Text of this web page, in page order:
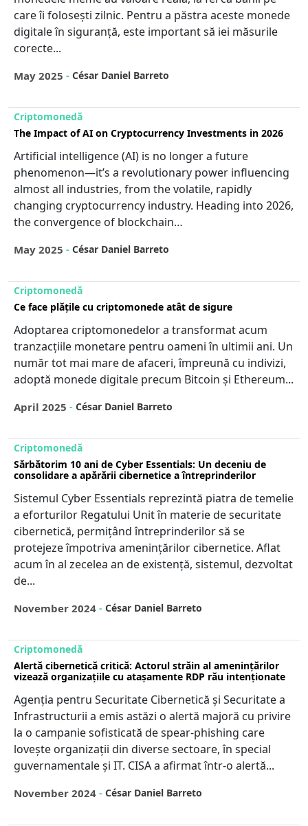
care îi folosești zilnic. Pentru a păstra aceste monede
digitale în siguranță, este important să iei măsurile
corecte...
May 2025 - César Daniel Barreto
Criptomonedă
The Impact of AI on Cryptocurrency Investments in 2026
Artificial intelligence (AI) is no longer a future
phenomenon—it’s a revolutionary power influencing
almost all industries, from the volatile, rapidly
changing cryptocurrency industry. Heading into 2026,
the convergence of blockchain…
May 2025 - César Daniel Barreto
Criptomonedă
Ce face plățile cu criptomonede atât de sigure
Adoptarea criptomonedelor a transformat acum
tranzacțiile monetare pentru oameni în ultimii ani. Un
număr tot mai mare de afaceri, împreună cu indivizi,
adoptă monede digitale precum Bitcoin și Ethereum...
April 2025 - César Daniel Barreto
Criptomonedă
Sărbătorim 10 ani de Cyber Essentials: Un deceniu de
consolidare a apărării cibernetice a întreprinderilor
Sistemul Cyber Essentials reprezintă piatra de temelie
a eforturilor Regatului Unit în materie de securitate
cibernetică, permițând întreprinderilor să se
protejeze împotriva amenințărilor cibernetice. Aflat
acum în al zecelea an de existență, sistemul, dezvoltat
de...
November 2024 - César Daniel Barreto
Criptomonedă
Alertă cibernetică critică: Actorul străin al amenințărilor
vizează organizațiile cu atașamente RDP rău intenționate
Agenția pentru Securitate Cibernetică și Securitate a
Infrastructurii a emis astăzi o alertă majoră cu privire
la o campanie sofisticată de spear-phishing care
lovește organizații din diverse sectoare, în special
guvernamentale și IT. CISA a afirmat într-o alertă...
November 2024 - César Daniel Barreto